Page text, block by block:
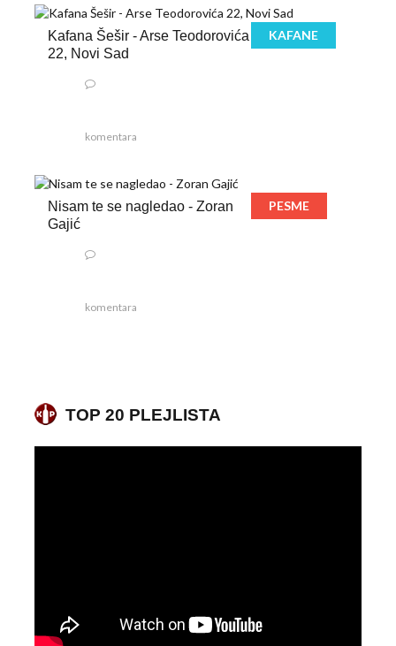
Kafana Šešir - Arse Teodorovića
22, Novi Sad
KAFANE
komentara
Nisam te se nagledao - Zoran
Gajić
PESME
komentara
TOP 20 PLEJLISTA